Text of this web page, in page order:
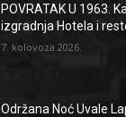
POVRATAK U 1963.
izgradnja Hotela i
7. kolovoza 2026.
Održana Noć Uvale